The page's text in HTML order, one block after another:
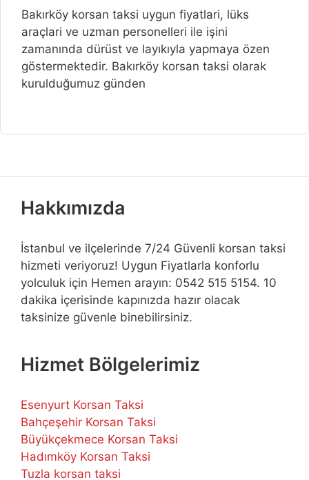
Bakırköy korsan taksi uygun fiyatlari, lüks
araçlari ve uzman personelleri ile işini
zamanında dürüst ve layıkıyla yapmaya özen
göstermektedir. Bakırköy korsan taksi olarak
kurulduğumuz günden
Hakkımızda
İstanbul ve ilçelerinde 7/24 Güvenli korsan taksi
hizmeti veriyoruz! Uygun Fiyatlarla konforlu
yolculuk için Hemen arayın: 0542 515 5154. 10
dakika içerisinde kapınızda hazır olacak
taksinize güvenle binebilirsiniz.
Hizmet Bölgelerimiz
Esenyurt Korsan Taksi
Bahçeşehir Korsan Taksi
Büyükçekmece Korsan Taksi
Hadımköy Korsan Taksi
Tuzla korsan taksi